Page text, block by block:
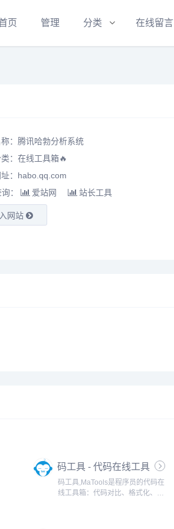
页 管理 分类 在线留言
：腾讯哈勃分析系统
： 在线工具箱🔥
：habo.qq.com
：
爱站网 站长工具
网站
码工具 - 代码在线工具
箱
码工具,MaTools是程序员的代码在
线工具箱：代码对比、格式化、压